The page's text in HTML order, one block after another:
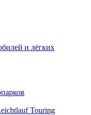
и лёгких
Touring